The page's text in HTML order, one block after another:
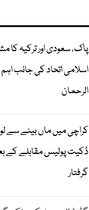
پاک، سعودی اور ترکیہ کا
اسلامی اتحاد کی جانب
الرحمان
کراچی میں ماں بیٹے سے
ڈکیت پولیس مقابلے کے
گرفتار